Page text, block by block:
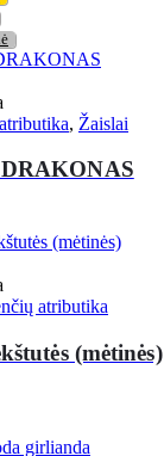
, Žaislai
atributika
(mėtinės)